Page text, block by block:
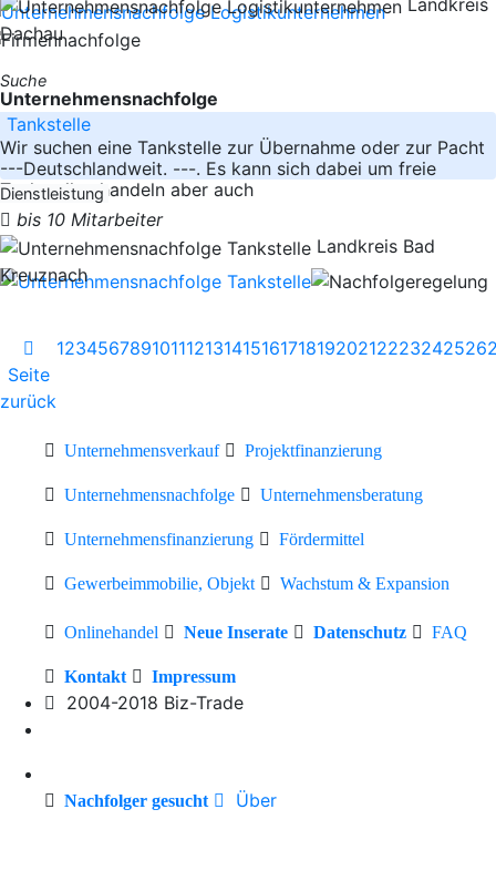
Landkreis
Dachau
Suche
Unternehmensnachfolge
Tankstelle
Wir suchen eine Tankstelle zur Übernahme oder zur Pacht
---Deutschlandweit. ---. Es kann sich dabei um freie
Tankstellen handeln aber auch
Dienstleistung
bis 10 Mitarbeiter
Landkreis Bad
Kreuznach
Seite
zurück
1234567891011121314151617181920212223242526
Unternehmensverkauf Projektfinanzierung
Unternehmensnachfolge Unternehmensberatung
Unternehmensfinanzierung Fördermittel
Gewerbeimmobilie, Objekt Wachstum & Expansion
Onlinehandel Neue Inserate Datenschutz FAQ
Kontakt Impressum
2004-2018 Biz-Trade
Nachfolger gesucht Über